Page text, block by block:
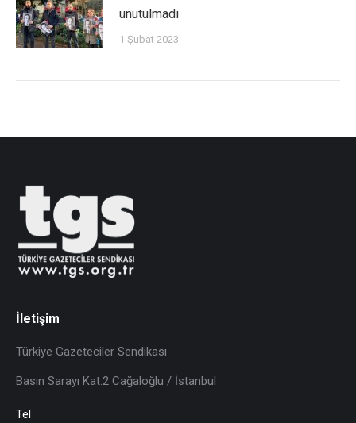
unutulmadı
1 Şubat 2023
İletişim
Türkiye Gazeteciler Sendikası
Basın Sarayı Kat:2 Cağaloğlu / İstanbul
Tel